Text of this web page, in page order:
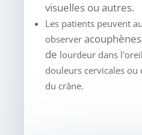
visuelles ou autres.
Les patients peuvent
observer
de lourdeur dans
douleurs cervicales ou
du crâne.